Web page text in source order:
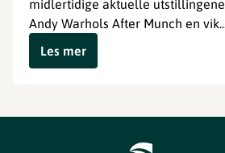
midlertidige aktuelle
Andy Warhols After Munch en
Les mer